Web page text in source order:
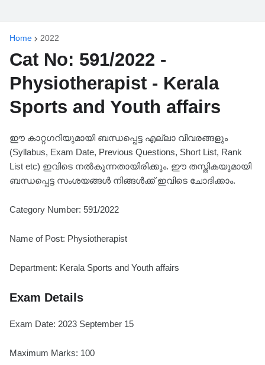
Home 2022
Cat No: 591/2022 -
Physiotherapist - Kerala
Sports and Youth affairs
ഈ കാറ്റഗറിയുമായി ബന്ധപ്പെട്ട എല്ലാ വിവരങ്ങളും
(Syllabus, Exam Date, Previous Questions, Short List, Rank
List etc) ഇവിടെ നൽകുന്നതായിരിക്കും. ഈ തസ്തികയുമായി
ബന്ധപ്പെട്ട സംശയങ്ങൾ നിങ്ങൾക്ക് ഇവിടെ ചോദിക്കാം.
Category Number: 591/2022
Name of Post: Physiotherapist
Department: Kerala Sports and Youth affairs
Exam Details
Exam Date: 2023 September 15
Maximum Marks: 100